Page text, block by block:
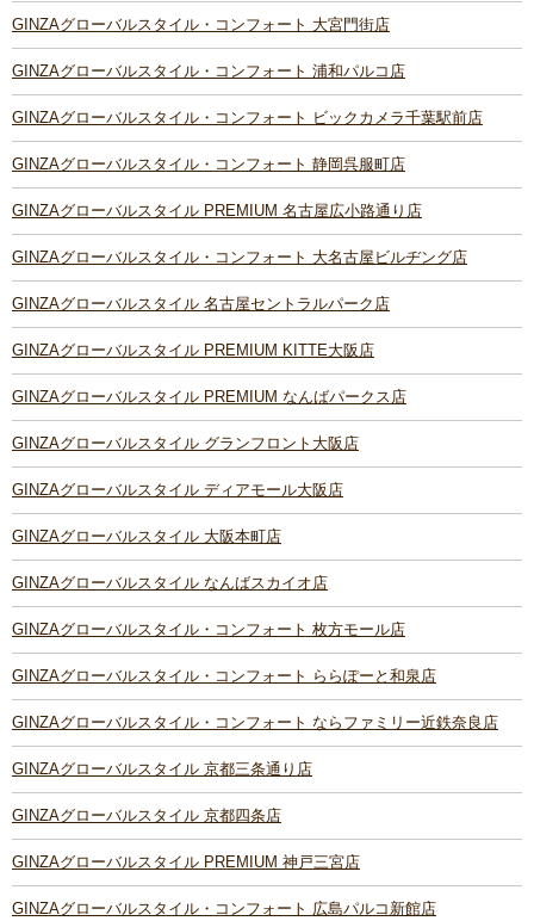
GINZAグローバルスタイル・コンフォート 大宮門街店
GINZAグローバルスタイル・コンフォート 浦和パルコ店
GINZAグローバルスタイル・コンフォート ビックカメラ千葉駅前店
GINZAグローバルスタイル・コンフォート 静岡呉服町店
GINZAグローバルスタイル PREMIUM 名古屋広小路通り店
GINZAグローバルスタイル・コンフォート 大名古屋ビルヂング店
GINZAグローバルスタイル 名古屋セントラルパーク店
GINZAグローバルスタイル PREMIUM KITTE大阪店
GINZAグローバルスタイル PREMIUM なんばパークス店
GINZAグローバルスタイル グランフロント大阪店
GINZAグローバルスタイル ディアモール大阪店
GINZAグローバルスタイル 大阪本町店
GINZAグローバルスタイル なんばスカイオ店
GINZAグローバルスタイル・コンフォート 枚方モール店
GINZAグローバルスタイル・コンフォート ららぽーと和泉店
GINZAグローバルスタイル・コンフォート ならファミリー近鉄奈良店
GINZAグローバルスタイル 京都三条通り店
GINZAグローバルスタイル 京都四条店
GINZAグローバルスタイル PREMIUM 神戸三宮店
GINZAグローバルスタイル・コンフォート 広島パルコ新館店